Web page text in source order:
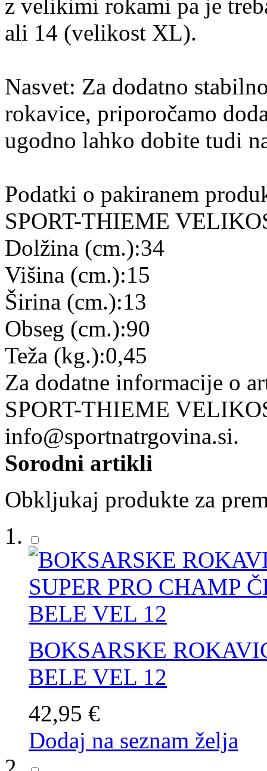
z velikimi rokami pa je
ali 14 (velikost XL).
Nasvet: Za dodatno
rokavice, priporočamo
ugodno lahko dobite tudi
Podatki o pakiranem
SPORT-THIEME
Dolžina (cm.):34
Višina (cm.):15
Širina (cm.):13
Obseg (cm.):90
Teža (kg.):0,45
Za dodatne informacije o
SPORT-THIEME
info@sportnatrgovina.si.
Sorodni artikli
Obkljukaj produkte za
BOKSARSKE
BELE VEL 12
42,95 €
Dodaj na seznam želja